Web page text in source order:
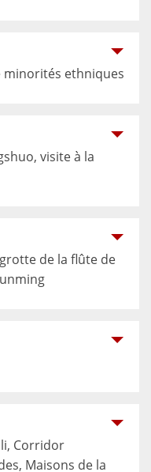
minorités ethniques
visite à la
de la flûte de
Corridor
Maisons de la